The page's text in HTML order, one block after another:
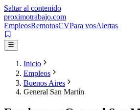
Saltar al contenido
proximotrabajo.com
EmpleosRemotosCVPara vosAlertas
Inicio
Empleos
Buenos Aires
General San Martín